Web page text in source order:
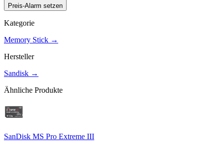
Preis-Alarm setzen
Kategorie
Memory Stick →
Hersteller
Sandisk →
Ähnliche Produkte
SanDisk MS Pro Extreme III